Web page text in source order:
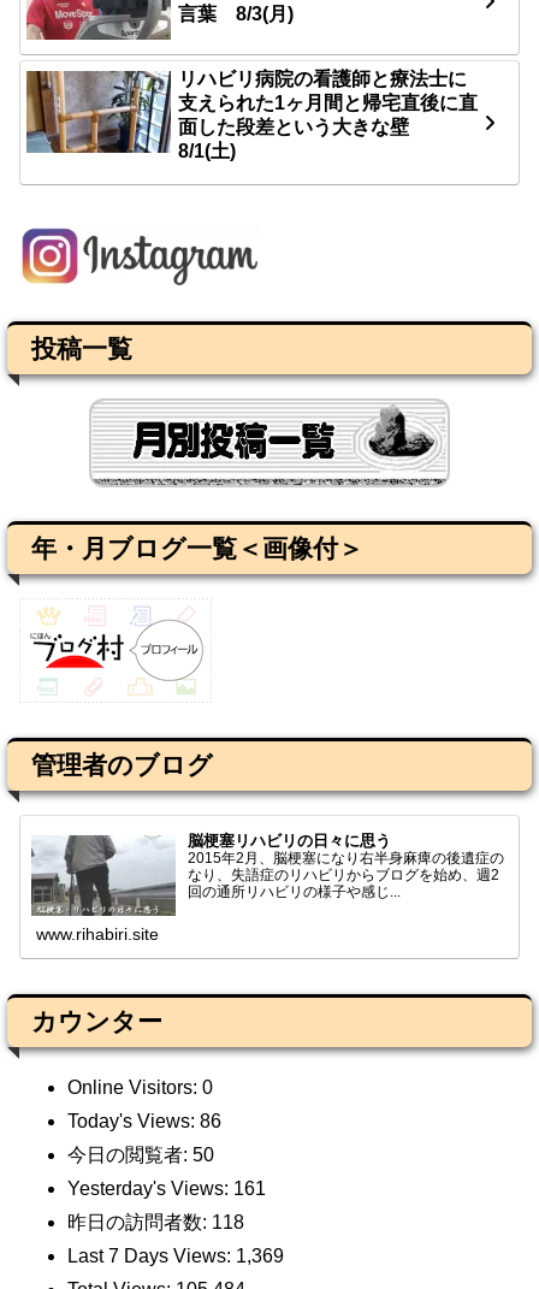
言葉 8/3(月)
リハビリ病院の看護師と療法士に
支えられた1ヶ月間と帰宅直後に直
面した段差という大きな壁
8/1(土)
投稿一覧
年・月ブログ一覧＜画像付＞
管理者のブログ
脳梗塞リハビリの日々に思う
2015年2月、脳梗塞になり右半身麻痺の後遺症の
なり、失語症のリハビリからブログを始め、週2
回の通所リハビリの様子や感じ...
www.rihabiri.site
カウンター
Online Visitors: 0
Today's Views: 86
今日の閲覧者: 50
Yesterday's Views: 161
昨日の訪問者数: 118
Last 7 Days Views: 1,369